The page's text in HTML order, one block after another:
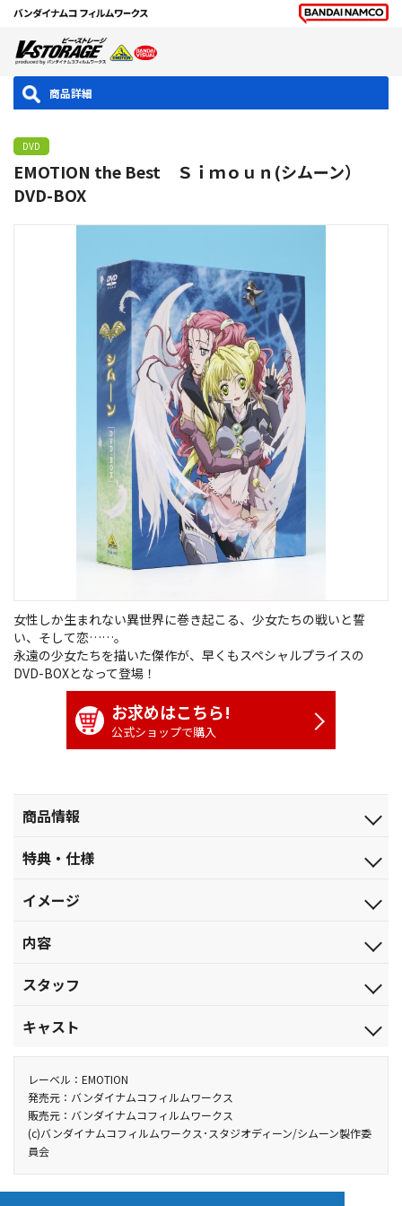
商品詳細
DVD
EMOTION the Best Ｓｉｍｏｕｎ(シムーン）
DVD-BOX
女性しか生まれない異世界に巻き起こる、少女たちの戦いと誓
い、そして恋……。
永遠の少女たちを描いた傑作が、早くもスペシャルプライスの
DVD-BOXとなって登場！
お求めはこちら!
公式ショップで購入
商品情報
2011.1.28
ジャンル
TVアニメ
品番
BCBA-4007
税込価格(10%)
￥16,500
税抜価格
カラー／確／634分／ﾘﾆｱPCM（ｽﾃﾚｵ）／片面2層×6枚+片面1層
×1枚／16:9（ｽｸｲｰｽﾞ）／ﾋﾞｽﾀｻｲｽﾞ
特典・仕様
収納BOX（完全描きおろしイラスト使用）
イメージ
内容
第1話「堕ちた翼」／第2話「青い泉」／第3話「遠い戦争」／第4
第5話「白い孤独」／第6話「傷と痛み」／第7話「公海上空にて」
第9話「審問」／第10話「籠の鳥」／第11話「共同戦線」／第12
話「姉と妹」
第13話「理（ことわり）」／第14話「冒さざるもの」／第15話
「一人、また一人」
第16話「翠玉のリ・マージョン」／第17話「遺跡」／第18話「葬
スタッフ
ターデザイン・総作画監督：西田亜沙子／メカニックデザイン：
七郎／3DCG制作：Creativefield／音響監督：辻谷耕史／音響制
作：ダックスプロダクション／音楽制作：ビクターエンタテイン
メント（現：フライングドッグ）／音楽：佐橋俊彦／オープニン
グテーマ：石川智晶「美しければそれでいい」／エンディングテ
ーマ：savage genius「祈りの詩」／アニメーション制作：スタジ
キャスト
小清水亜美／カイム：細越みちこ／アルティ：豊口めぐみ／リモ
ネ：能登麻美子／ロードレアモン：高橋美佳子／フロエ：相澤み
ちる／モリナス：水樹奈々／ドミヌーラ：ゆかな／マミーナ：森
永理科／ユン：名塚佳織／グラギエフ：桑島法子／アヌビトゥ
フ：木内レイコ／ワポーリフ：水沢史絵／ハルコンフ：沢海陽子
レーベル：EMOTION
発売元：バンダイナムコフィルムワークス
販売元：バンダイナムコフィルムワークス
(c)バンダイナムコフィルムワークス･スタジオディーン/シムーン製作委
員会